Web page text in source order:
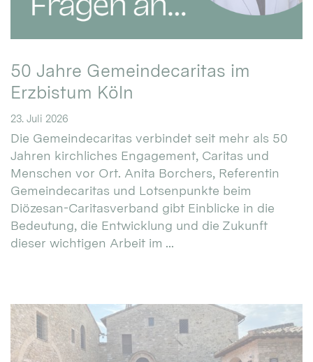
50 Jahre Gemeindecaritas im
Erzbistum Köln
23. Juli 2026
Die Gemeindecaritas verbindet seit mehr als 50
Jahren kirchliches Engagement, Caritas und
Menschen vor Ort. Anita Borchers, Referentin
Gemeindecaritas und Lotsenpunkte beim
Diözesan-Caritasverband gibt Einblicke in die
Bedeutung, die Entwicklung und die Zukunft
dieser wichtigen Arbeit im ...